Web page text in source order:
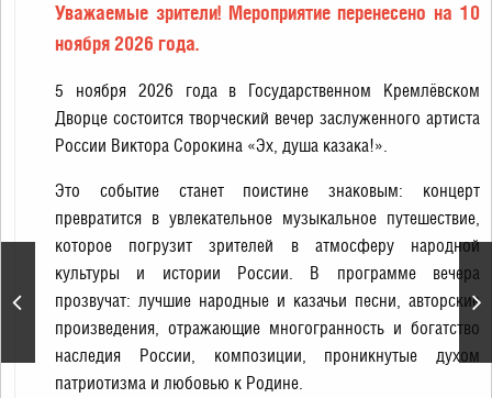
Сергея Трофимова
Уважаемые зрители! Мероприятие перенесено на 10
ноября 2026 года.
5 ноября 2026 года в Государственном Кремлёвском
Дворце состоится творческий вечер заслуженного артиста
России Виктора Сорокина «Эх, душа казака!».
Это событие станет поистине знаковым: концерт
превратится в увлекательное музыкальное путешествие,
которое погрузит зрителей в атмосферу народной
культуры и истории России. В программе вечера
прозвучат: лучшие народные и казачьи песни, авторские
произведения, отражающие многогранность и богатство
наследия России, композиции, проникнутые духом
патриотизма и любовью к Родине.